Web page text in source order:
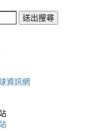
送出搜尋
資訊網